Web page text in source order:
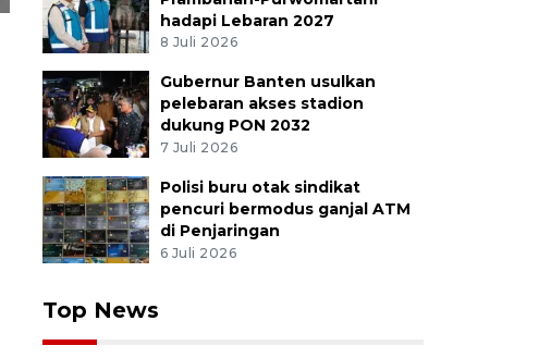
Petugas damkar menyemprotkan disinfektan di Pasar
(21/6/2020). Pemprov DKI Jakarta menutup Pasar Minggu
akibat ditemukannya kasus positif COVID-19. ANTARA
hadapi Lebaran 2027
8 Juli 2026
Gubernur Banten usulkan
pelebaran akses stadion
dukung PON 2032
7 Juli 2026
Polisi buru otak sindikat
pencuri bermodus ganjal ATM
di Penjaringan
6 Juli 2026
Top News